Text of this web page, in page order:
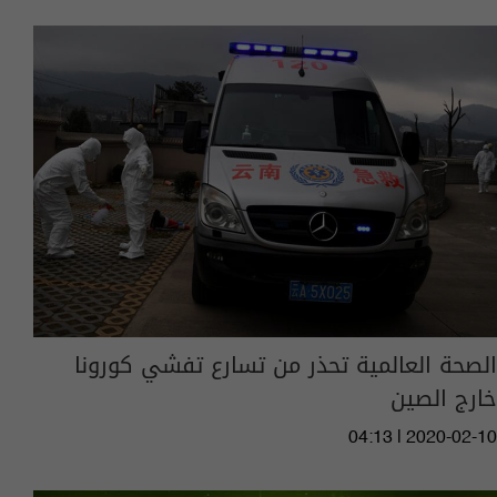
الصحة العالمية تحذر من تسارع تفشي كورونا
خارج الصين
04:13 | 2020-02-10